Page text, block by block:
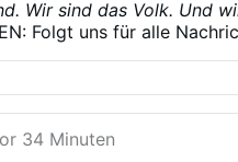
Wir sind das Volk. Und
Folgt uns für alle
34 Minuten